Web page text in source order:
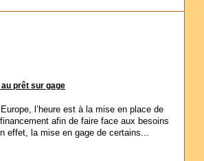
au prêt sur gage
l’heure est à la mise en place de
afin de faire face aux besoins
effet, la mise en gage de certains...